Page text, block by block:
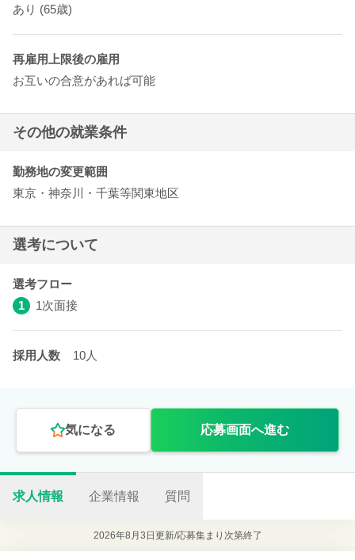
あり (65歳)
再雇用上限後の雇用
お互いの合意があれば可能
その他の就業条件
勤務地の変更範囲
東京・神奈川・千葉等関東地区
選考について
選考フロー
1
1次面接
採用人数 10人
気になる 応募画面へ進む
求人情報 企業情報 質問
2026年8月3日更新/応募集まり次第終了